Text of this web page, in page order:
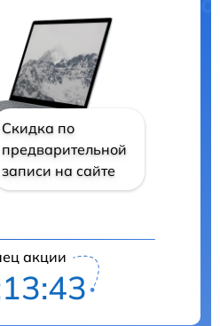
Скидка по
предварительной
записи на сайте
акции